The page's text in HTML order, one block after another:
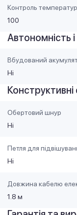
Контроль
100
Автономність
Вбудований
Ні
Обертовий шнур
Ні
Петля для
Ні
Довжина кабелю
1.8 м